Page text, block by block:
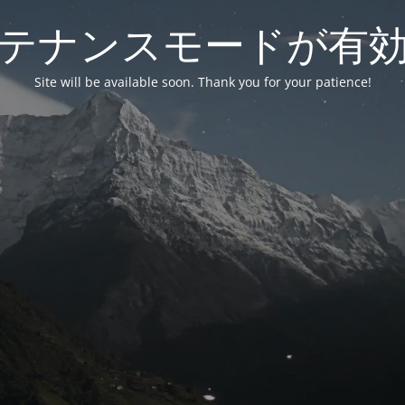
ナンスモードが有
Site will be available soon. Thank you for your patience!